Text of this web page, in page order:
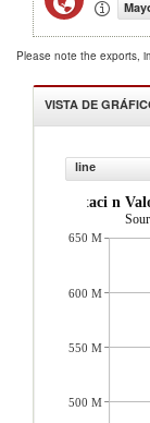
Please note the exports,
VISTA DE
line
importaci n
650 M
600 M
550 M
500 M